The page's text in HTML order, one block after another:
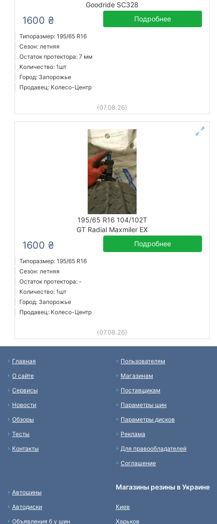
Goodride SC328
1600 ₴ Подробнее
Типоразмер: 195/65 R16
Сезон: летняя
Остаток протектора: 7 мм
Количество: 1шт
Город: Запорожье
Продавец: Колесо-Центр
(07.08.26)
195/65 R16 104/102T
GT Radial Maxmiler EX
1600 ₴ Подробнее
Типоразмер: 195/65 R16
Сезон: летняя
Остаток протектора: -
Количество: 1шт
Город: Запорожье
Продавец: Колесо-Центр
(07.08.26)
Главная
О сайте
Сервисы
Новости
Обзоры
Тесты
Контакты
Пользователям
Магазинам
Поставщикам
Параметры шин
Параметры дисков
Реклама
Для правообладателей
Соглашение
Автошины
Автодиски
Объявления б у шин
Магазины резины в Украине
Киев
Харьков